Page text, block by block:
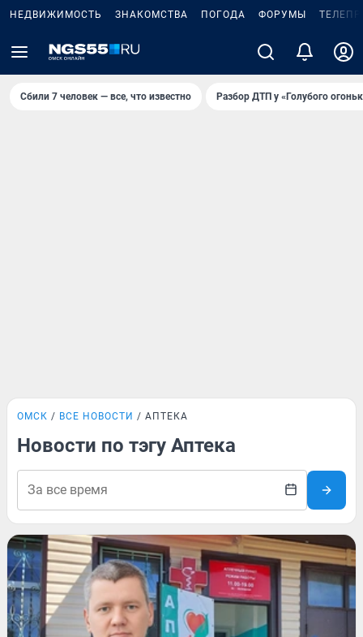
НЕДВИЖИМОСТЬ ЗНАКОМСТВА ПОГОДА ФОРУМЫ
Сбили 7 человек — все, что известно Разбор ДТП у «Голубого
ОМСК ВСЕ НОВОСТИ АПТЕКА
Новости по тэгу Аптека